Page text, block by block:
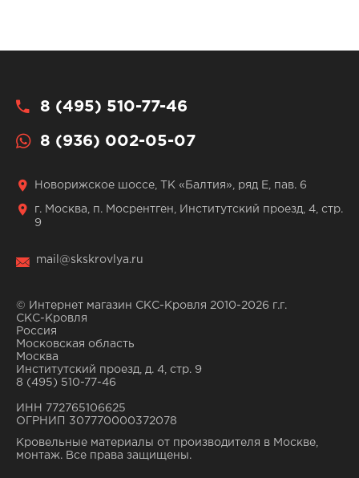
8 (495) 510-77-46
8 (936) 002-05-07
Новорижское шоссе, ТК «Балтия», ряд Е, пав. 6
г. Москва, п. Мосрентген, Институтский проезд, 4, стр.
9
mail@skskrovlya.ru
© Интернет магазин СКС-Кровля 2010-2026 г.г.
СКС-Кровля
Россия
Московская область
Москва
Институтский проезд, д. 4, стр. 9
8 (495) 510-77-46
ИНН 772765106625
ОГРНИП 307770000372078
Кровельные материалы от производителя в Москве,
монтаж. Все права защищены.